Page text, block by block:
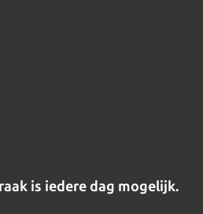
is iedere dag mogelijk.